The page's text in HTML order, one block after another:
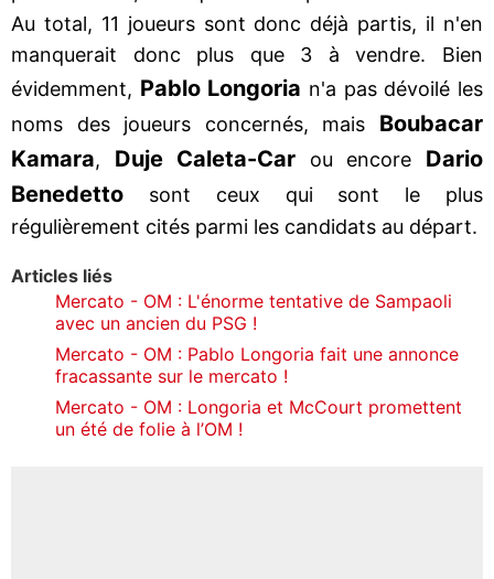
Au total, 11 joueurs sont donc déjà partis, il n'en
manquerait donc plus que 3 à vendre. Bien
évidemment, Pablo Longoria n'a pas dévoilé les
noms des joueurs concernés, mais Boubacar
Kamara, Duje Caleta-Car ou encore Dario
Benedetto sont ceux qui sont le plus
régulièrement cités parmi les candidats au départ.
Articles liés
Mercato - OM : L'énorme tentative de Sampaoli
avec un ancien du PSG !
Mercato - OM : Pablo Longoria fait une annonce
fracassante sur le mercato !
Mercato - OM : Longoria et McCourt promettent
un été de folie à l’OM !